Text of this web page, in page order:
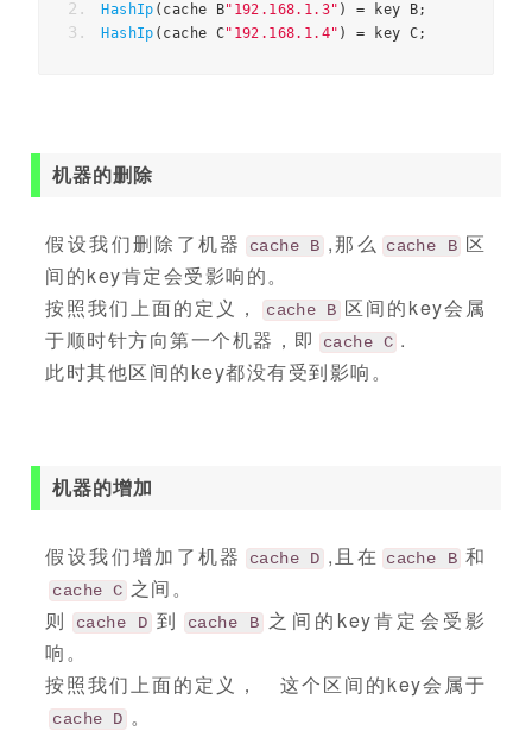
HashIp ( cache B"192.168.1.3" ) = key B;
HashIp ( cache C"192.168.1.4" ) = key C;
机器的删除
假设我们删除了机器 cache B ,那么 cache B 区
间的key肯定会受影响的。
按照我们上面的定义，
cache B 区间的key会属
于顺时针方向第一个机器，即
cache C .
此时其他区间的key都没有受到影响。
机器的增加
假设我们增加了机器 cache D ,且在 cache B 和
cache C 之间。
则
cache D 到 cache B 之间的key肯定会受影
响。
按照我们上面的定义， 这个区间的key会属于
cache D 。